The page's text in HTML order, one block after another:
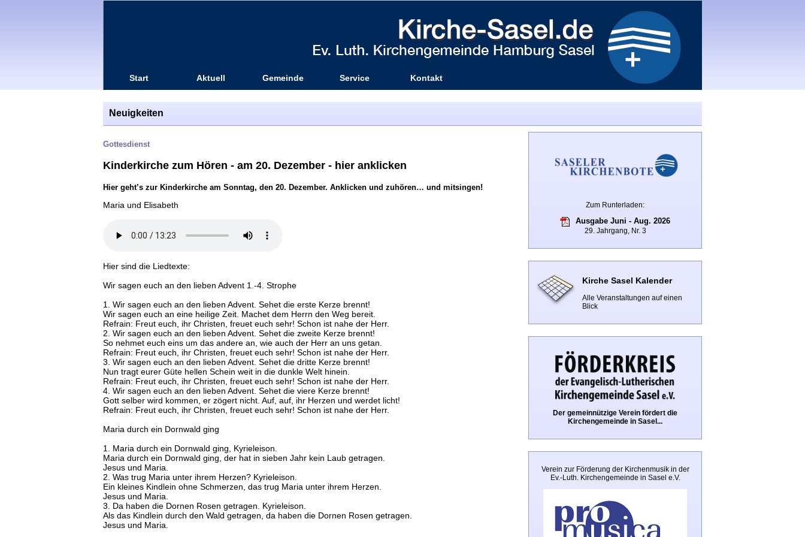
Start Aktuell Gemeinde Service Kontakt
Neuigkeiten
Zum Runterladen:
Ausgabe Juni - Aug. 2026
29. Jahrgang, Nr. 3
Kirche Sasel Kalender
Alle Veranstaltungen auf einen
Blick
Der gemeinnützige Verein fördert die
Kirchengemeinde in Sasel...
Verein zur Förderung der Kirchenmusik in der
Ev.-Luth. Kirchengemeinde in Sasel e.V.
Gottesdienst
Kinderkirche zum Hören - am 20. Dezember - hier anklicken
Hier geht’s zur Kinderkirche am Sonntag, den 20. Dezember. Anklicken und zuhören… und mitsingen!
Maria und Elisabeth
Hier sind die Liedtexte:
Wir sagen euch an den lieben Advent 1.-4. Strophe
1. Wir sagen euch an den lieben Advent. Sehet die erste Kerze brennt!
Wir sagen euch an eine heilige Zeit. Machet dem Herrn den Weg bereit.
Refrain: Freut euch, ihr Christen, freuet euch sehr! Schon ist nahe der Herr.
2. Wir sagen euch an den lieben Advent. Sehet die zweite Kerze brennt!
So nehmet euch eins um das andere an, wie auch der Herr an uns getan.
Refrain: Freut euch, ihr Christen, freuet euch sehr! Schon ist nahe der Herr.
3. Wir sagen euch an den lieben Advent. Sehet die dritte Kerze brennt!
Nun tragt eurer Güte hellen Schein weit in die dunkle Welt hinein.
Refrain: Freut euch, ihr Christen, freuet euch sehr! Schon ist nahe der Herr.
4. Wir sagen euch an den lieben Advent. Sehet die viere Kerze brennt!
Gott selber wird kommen, er zögert nicht. Auf, auf, ihr Herzen und werdet licht!
Refrain: Freut euch, ihr Christen, freuet euch sehr! Schon ist nahe der Herr.
Maria durch ein Dornwald ging
1. Maria durch ein Dornwald ging, Kyrieleison.
Maria durch ein Dornwald ging, der hat in sieben Jahr kein Laub getragen.
Jesus und Maria.
2. Was trug Maria unter ihrem Herzen? Kyrieleison.
Ein kleines Kindlein ohne Schmerzen, das trug Maria unter ihrem Herzen.
Jesus und Maria.
3. Da haben die Dornen Rosen getragen. Kyrieleison.
Als das Kindlein durch den Wald getragen, da haben die Dornen Rosen getragen.
Jesus und Maria.